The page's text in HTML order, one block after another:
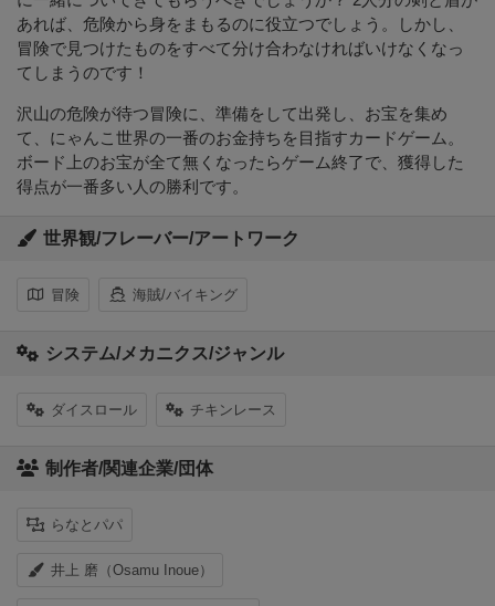
あれば、危険から身をまもるのに役立つでしょう。しかし、
冒険で見つけたものをすべて分け合わなければいけなくなっ
てしまうのです！
沢山の危険が待つ冒険に、準備をして出発し、お宝を集め
て、にゃんこ世界の一番のお金持ちを目指すカードゲーム。
ボード上のお宝が全て無くなったらゲーム終了で、獲得した
得点が一番多い人の勝利です。
世界観/フレーバー/アートワーク
冒険 海賊/バイキング
システム/メカニクス/ジャンル
ダイスロール チキンレース
制作者/関連企業/団体
らなとパパ
井上 磨（Osamu Inoue）